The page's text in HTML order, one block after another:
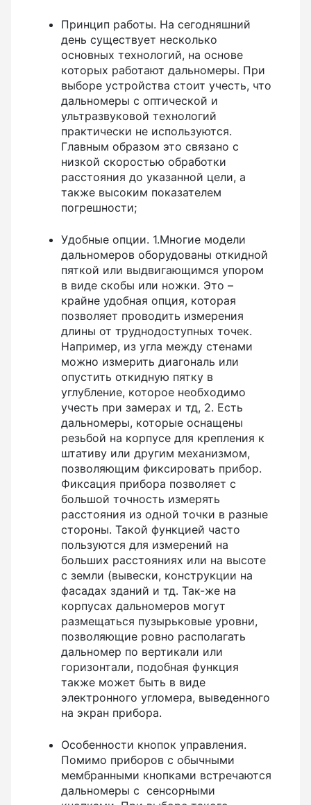
Принцип работы. На сегодняшний
день существует несколько
основных технологий, на основе
которых работают дальномеры. При
выборе устройства стоит учесть, что
дальномеры с оптической и
ультразвуковой технологий
практически не используются.
Главным образом это связано с
низкой скоростью обработки
расстояния до указанной цели, а
также высоким показателем
погрешности;
Удобные опции. 1.Многие модели
дальномеров оборудованы откидной
пяткой или выдвигающимся упором
в виде скобы или ножки. Это –
крайне удобная опция, которая
позволяет проводить измерения
длины от труднодоступных точек.
Например, из угла между стенами
можно измерить диагональ или
опустить откидную пятку в
углубление, которое необходимо
учесть при замерах и тд, 2. Есть
дальномеры, которые оснащены
резьбой на корпусе для крепления к
штативу или другим механизмом,
позволяющим фиксировать прибор.
Фиксация прибора позволяет с
большой точность измерять
расстояния из одной точки в разные
стороны. Такой функцией часто
пользуются для измерений на
больших расстояниях или на высоте
с земли (вывески, конструкции на
фасадах зданий и тд. Так-же на
корпусах дальномеров могут
размещаться пузырьковые уровни,
позволяющие ровно располагать
дальномер по вертикали или
горизонтали, подобная функция
также может быть в виде
электронного угломера, выведенного
на экран прибора.
Особенности кнопок управления.
Помимо приборов с обычными
мембранными кнопками встречаются
дальномеры с сенсорными
Трассоискатели
Трассотечеискатели
Трассотечепоисковая техника для диагностики
неметаллических и металлических
трубопроводов